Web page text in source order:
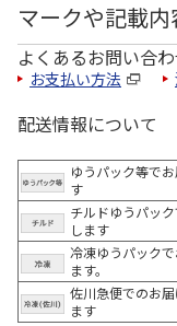
マークや記載
よくあるお問い合
お支払い方法
配送情報について
ゆうパック等で
す
チルドゆうパッ
します
冷凍ゆうパック
ます。
佐川急便でのお
ます